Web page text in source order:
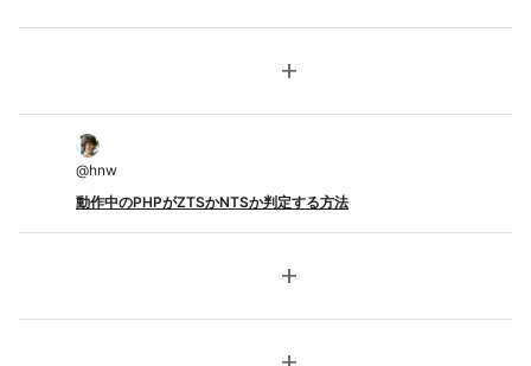
add
@hnw
動作中のPHPがZTSかNTSか判定する方法
add